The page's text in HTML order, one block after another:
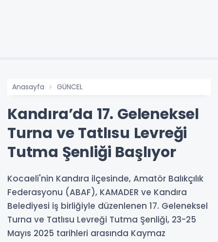
Anasayfa GÜNCEL
Kandıra’da 17. Geleneksel
Turna ve Tatlısu Levreği
Tutma Şenliği Başlıyor
Kocaeli'nin Kandıra ilçesinde, Amatör Balıkçılık
Federasyonu (ABAF), KAMADER ve Kandıra
Belediyesi iş birliğiyle düzenlenen 17. Geleneksel
Turna ve Tatlısu Levreği Tutma Şenliği, 23-25
Mayıs 2025 tarihleri arasında Kaymaz